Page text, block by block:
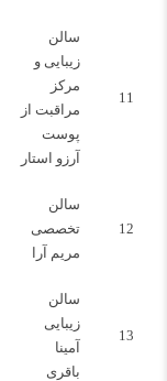
11
سالن
زیبایی و
مرکز
مراقبت از
پوست
آرزو استار
12
سالن
تخصصی
مریم آرا
13
سالن
زیبایی
آمینا
باقری